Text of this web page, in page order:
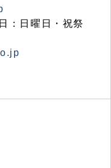
：日曜日・祝祭